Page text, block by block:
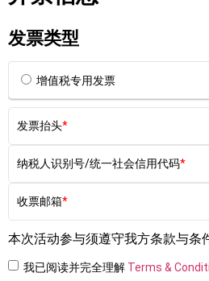
发票类型
增值税专用发票
发票抬头
纳税人识别号/统一社会信用代码
收票邮箱
本次活动参与须遵守我方条款与条
我已阅读并完全理解 Terms &